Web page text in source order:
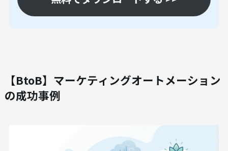
【BtoB】マーケティングオートメーション
の成功事例